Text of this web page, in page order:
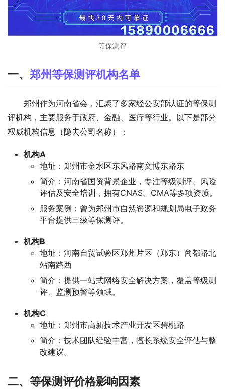
等保测评
一、 郑州等保测评机构名单
郑州作为河南省会，汇聚了多家经公安部认证的等保测
评机构，主要服务于政府、金融、医疗等行业。以下是部分
权威机构信息（隐去公司名称）：
机构A
地址：郑州市金水区东风路南文博东路东
简介：河南省国资背景企业，专注等级测评、风险
评估及安全培训，拥有CNAS、CMA等多项资质。
服务案例：曾为郑州市自然资源和规划局电子政务
平台提供三级等保测评。
机构B
地址：河南自贸试验区郑州片区（郑东）商都路北
站南路西
简介：提供一站式网络安全解决方案，覆盖等级测
评、监测预警等领域。
机构C
地址：郑州市高新技术产业开发区碧桃路
简介：技术团队经验丰富，擅长系统安全评估与整
改建议。
二、等保测评价格影响因素